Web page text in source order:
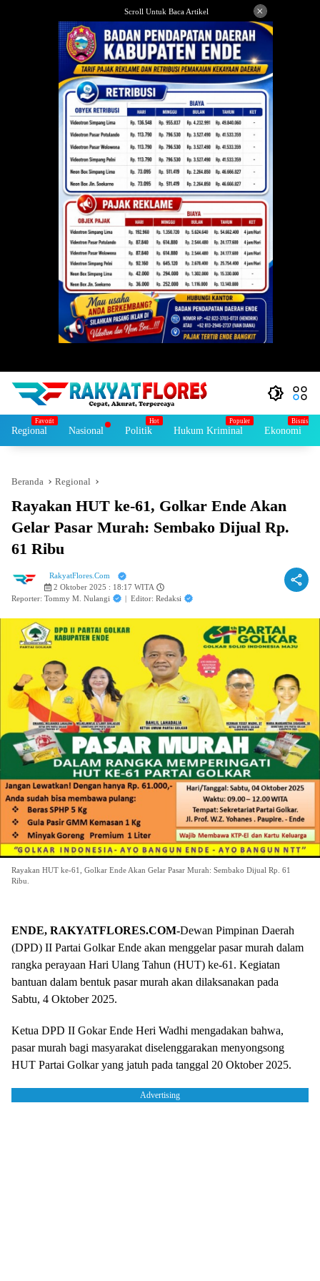
Scroll Untuk Baca Artikel ×
Regional Nasional Politik Hukum Kriminal Ekonomi
Beranda Regional
Rayakan HUT ke-61, Golkar Ende Akan
Gelar Pasar Murah: Sembako Dijual Rp.
61 Ribu
RakyatFlores.Com
2 Oktober 2025 : 18:17 WITA
Reporter: Tommy M. Nulangi
| Editor: Redaksi
Rayakan HUT ke-61, Golkar Ende Akan Gelar Pasar Murah: Sembako Dijual Rp. 61
Ribu.
ENDE, RAKYATFLORES.COM-Dewan Pimpinan Daerah
(DPD) II Partai Golkar Ende akan menggelar pasar murah dalam
rangka perayaan Hari Ulang Tahun (HUT) ke-61. Kegiatan
bantuan dalam bentuk pasar murah akan dilaksanakan pada
Sabtu, 4 Oktober 2025.
Ketua DPD II Gokar Ende Heri Wadhi mengadakan bahwa,
pasar murah bagi masyarakat diselenggarakan menyongsong
HUT Partai Golkar yang jatuh pada tanggal 20 Oktober 2025.
Advertising